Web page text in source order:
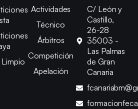
Actividades
Técnico
Árbitros
Competición
Apelación
C/ León y
Castillo,
26-28
35003 -
Las Palmas
de Gran
Canaria